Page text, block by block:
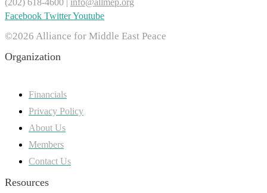
Facebook TwitterYoutube
©2026 Alliance for Middle East Peace
Organization
Financials
Privacy Policy
About Us
Members
Contact Us
Resources